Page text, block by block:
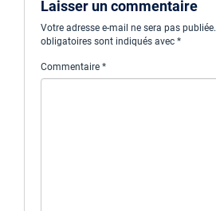
Laisser un commentaire
Votre adresse e-mail ne sera pas publiée.
obligatoires sont indiqués avec *
Commentaire *